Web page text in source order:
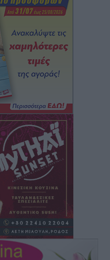
Α. Γεωργιάδη:
την Ενίσχυση της
Ελλάδα και στα
για την παρθενική
του άτυχου Ιάκωβου
του Μπρένο Σαλβατιέρα
διαρκείας της νέας